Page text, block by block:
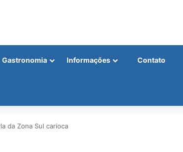
Gastronomia Informações Contato
da Zona Sul carioca